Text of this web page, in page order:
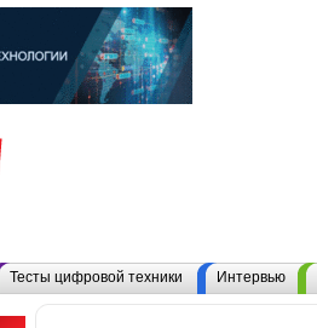
Тесты цифровой техники Интервью